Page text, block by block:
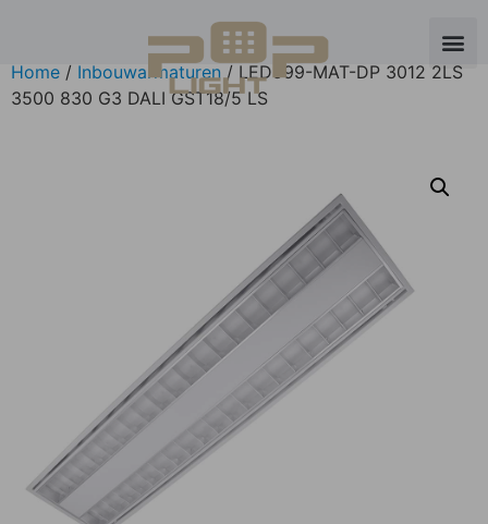
Home / Inbouwarmaturen / LED999-MAT-DP 3012 2LS
3500 830 G3 DALI GST18/5 LS